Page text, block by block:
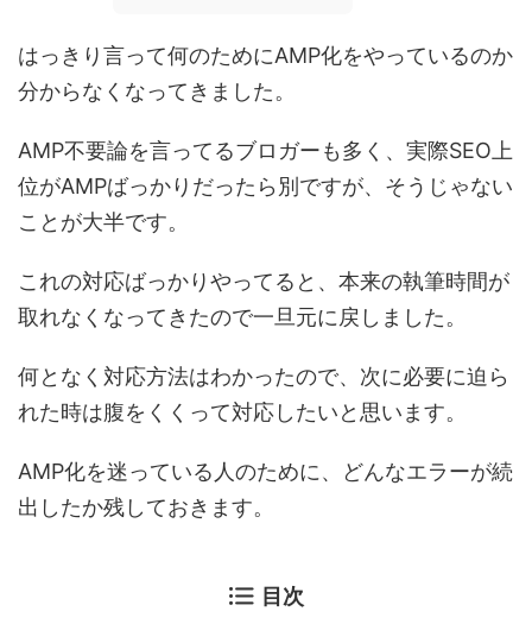
はっきり言って何のためにAMP化をやっているのか
分からなくなってきました。
AMP不要論を言ってるブロガーも多く、実際SEO上
位がAMPばっかりだったら別ですが、そうじゃない
ことが大半です。
これの対応ばっかりやってると、本来の執筆時間が
取れなくなってきたので一旦元に戻しました。
何となく対応方法はわかったので、次に必要に迫ら
れた時は腹をくくって対応したいと思います。
AMP化を迷っている人のために、どんなエラーが続
出したか残しておきます。
目次